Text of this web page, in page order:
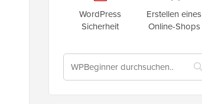
WordPress
Sicherheit
Erstellen eines
Online-Shops